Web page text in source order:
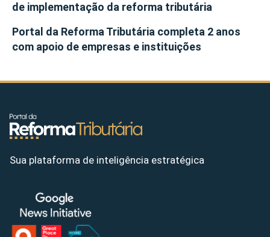
de implementação da reforma tributária
Portal da Reforma Tributária completa 2 anos
com apoio de empresas e instituições
Sua plataforma de inteligência estratégica